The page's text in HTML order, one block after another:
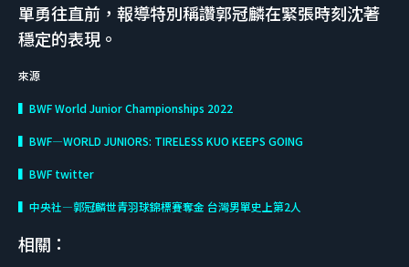
單勇往直前，報導特別稱讚郭冠麟在緊張時刻沈著
穩定的表現。
來源
▍BWF World Junior Championships 2022
▍BWF—WORLD JUNIORS: TIRELESS KUO KEEPS GOING
▍BWF twitter
▍中央社—郭冠麟世青羽球錦標賽奪金 台灣男單史上第2人
相關：